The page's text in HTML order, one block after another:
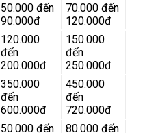
50.000 đến
90.000đ
70.000 đến
120.000đ
120.000
đến
200.000đ
150.000
đến
250.000đ
350.000
đến
600.000đ
450.000
đến
720.000đ
50.000 đến
80.000 đến